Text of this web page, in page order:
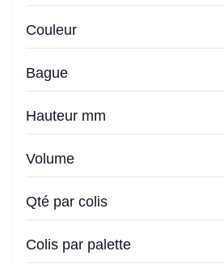
Couleur
Bague
Hauteur mm
Volume
Qté par colis
Colis par palette